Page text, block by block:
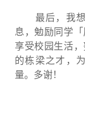
最后，我想
息，勉励同学
享受校园生活
的栋梁之才，
量。多谢！